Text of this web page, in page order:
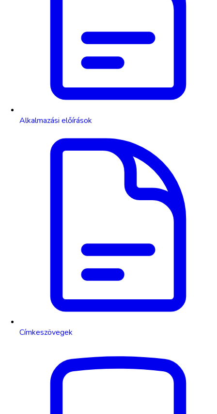
Alkalmazási előírások
Címkeszövegek